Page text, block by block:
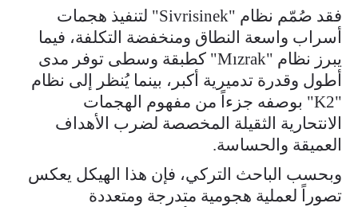
فقد صُمّم نظام "Sivrisinek" لتنفيذ هجمات
أسراب واسعة النطاق ومنخفضة التكلفة، فيما
يبرز نظام "Mızrak" كطبقة وسطى توفر مدى
أطول وقدرة تدميرية أكبر، بينما يُنظر إلى نظام
"K2" بوصفه جزءاً من مفهوم الهجمات
الانتحارية الثقيلة المخصصة لضرب الأهداف
العميقة والحساسة.
وبحسب الباحث التركي، فإن هذا الهيكل يعكس
تصوراً لعملية هجومية متدرجة ومتعددة